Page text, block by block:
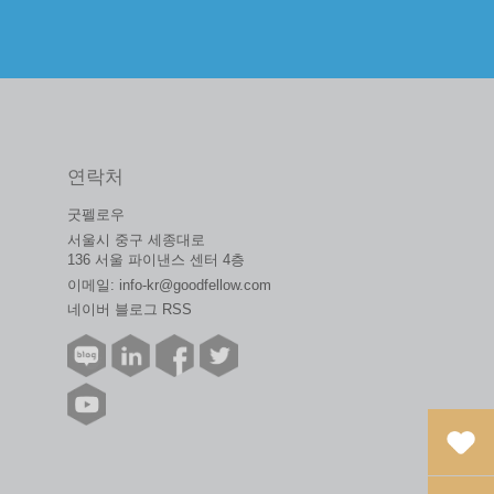
연락처
굿펠로우
서울시 중구 세종대로
136 서울 파이낸스 센터 4층
이메일: info-kr@goodfellow.com
네이버 블로그 RSS